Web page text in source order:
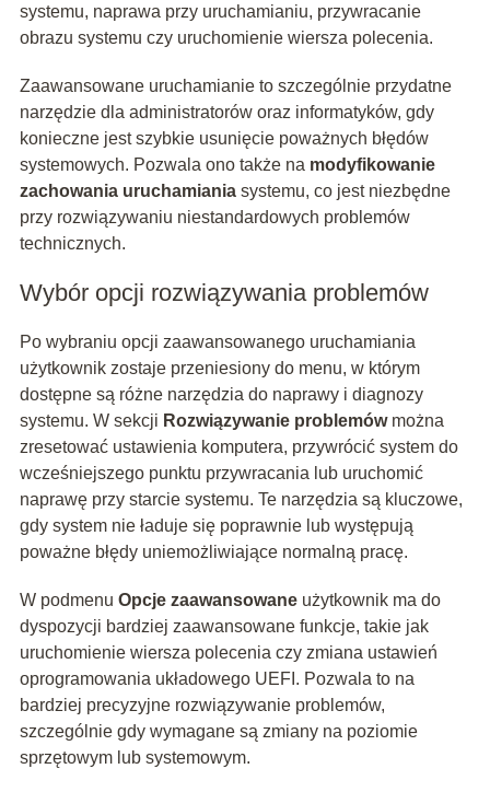
systemu, naprawa przy uruchamianiu, przywracanie
obrazu systemu czy uruchomienie wiersza polecenia.
Zaawansowane uruchamianie to szczególnie przydatne
narzędzie dla administratorów oraz informatyków, gdy
konieczne jest szybkie usunięcie poważnych błędów
systemowych. Pozwala ono także na modyfikowanie
zachowania uruchamianiasystemu, co jest niezbędne
przy rozwiązywaniu niestandardowych problemów
technicznych.
Wybór opcji rozwiązywania problemów
Po wybraniu opcji zaawansowanego uruchamiania
użytkownik zostaje przeniesiony do menu, w którym
dostępne są różne narzędzia do naprawy i diagnozy
systemu. W sekcji Rozwiązywanie problemówmożna
zresetować ustawienia komputera, przywrócić system do
wcześniejszego punktu przywracania lub uruchomić
naprawę przy starcie systemu. Te narzędzia są kluczowe,
gdy system nie ładuje się poprawnie lub występują
poważne błędy uniemożliwiające normalną pracę.
W podmenu Opcje zaawansowaneużytkownik ma do
dyspozycji bardziej zaawansowane funkcje, takie jak
uruchomienie wiersza polecenia czy zmiana ustawień
oprogramowania układowego UEFI. Pozwala to na
bardziej precyzyjne rozwiązywanie problemów,
szczególnie gdy wymagane są zmiany na poziomie
sprzętowym lub systemowym.